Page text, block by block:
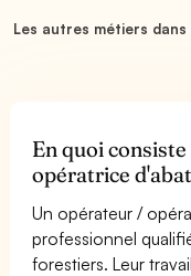
Les autres métiers dans
En quoi
opératrice
Un opérateur /
professionnel
forestiers. Leur